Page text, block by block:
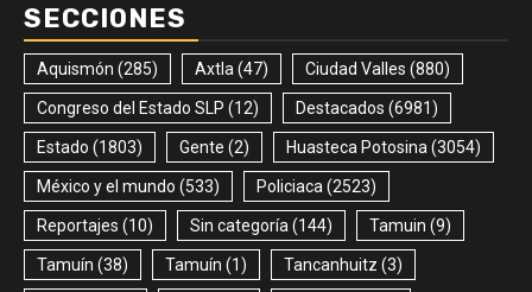
SECCIONES
Aquismón (285) Axtla (47) Ciudad Valles (880)
Congreso del Estado SLP (12) Destacados (6981)
Estado (1803) Gente (2) Huasteca Potosina (3054)
México y el mundo (533) Policiaca (2523)
Reportajes (10) Sin categoría (144) Tamuin (9)
Tamuín (38) Tamuín (1) Tancanhuitz (3)